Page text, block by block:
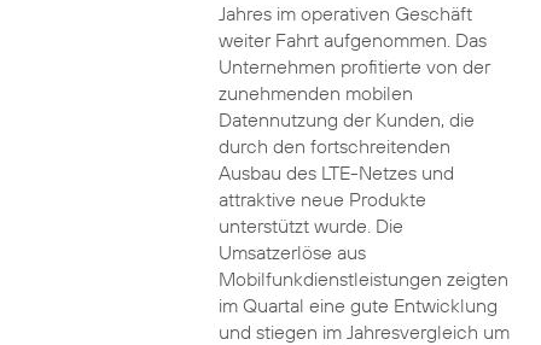
Jahres im operativen Geschäft
weiter Fahrt aufgenommen. Das
Unternehmen profitierte von der
zunehmenden mobilen
Datennutzung der Kunden, die
durch den fortschreitenden
Ausbau des LTE-Netzes und
attraktive neue Produkte
unterstützt wurde. Die
Umsatzerlöse aus
Mobilfunkdienstleistungen zeigten
im Quartal eine gute Entwicklung
und stiegen im Jahresvergleich um